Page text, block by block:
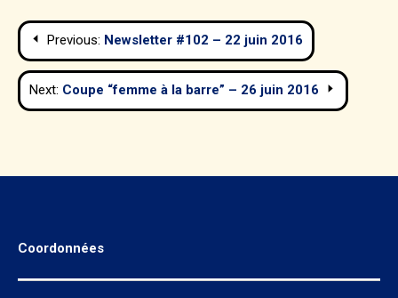
Navigation
de
l’article
Previous: Newsletter #102 – 22 juin 2016
Next: Coupe “femme à la barre” – 26 juin 2016
Coordonnées